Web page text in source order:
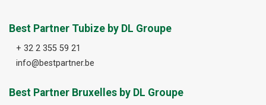
Best Partner Tubize by DL Groupe
+ 32 2 355 59 21
info@bestpartner.be
Best Partner Bruxelles by DL Groupe